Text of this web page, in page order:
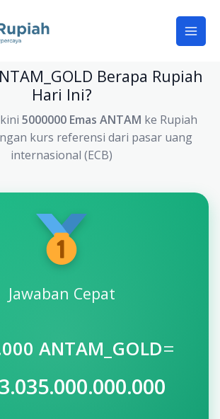
Berapa Rupiah
Hari Ini?
5000000 Emas ANTAM ke Rupiah
kurs referensi dari pasar uang
internasional (ECB)
Jawaban Cepat
ANTAM_GOLD=